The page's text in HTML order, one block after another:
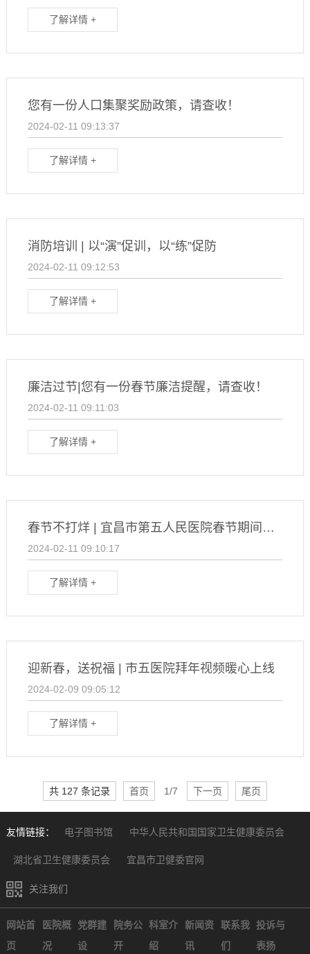
了解详情 +
您有一份人口集聚奖励政策，请查收！
2024-02-11 09:13:37
了解详情 +
消防培训 | 以“演”促训，以“练”促防
2024-02-11 09:12:53
了解详情 +
廉洁过节|您有一份春节廉洁提醒，请查收！
2024-02-11 09:11:03
了解详情 +
春节不打烊 | 宜昌市第五人民医院春节期间门急诊安排
2024-02-11 09:10:17
了解详情 +
迎新春，送祝福 | 市五医院拜年视频暖心上线
2024-02-09 09:05:12
了解详情 +
共 127 条记录 首页 1/7 下一页 尾页
友情链接： 电子图书馆 中华人民共和国国家卫生健康委员会
湖北省卫生健康委员会 宜昌市卫健委官网
关注我们
网站首
页
医院概
况
党群建
设
院务公
开
科室介
绍
新闻资
讯
联系我
们
投诉与
表扬